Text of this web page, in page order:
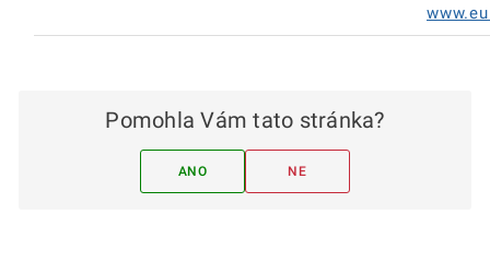
Pomohla Vám tato stránka?
ANO NE